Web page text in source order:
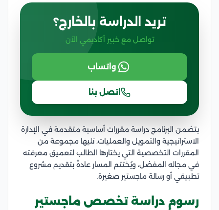
تريد الدراسة بالخارج؟
تواصل مع خبير أكاديمي الآن
واتساب
اتصل بنا
يتضمن البرنامج دراسة مقررات أساسية متقدمة في الإدارة
الاستراتيجية والتمويل والعمليات، تليها مجموعة من
المقررات التخصصية التي يختارها الطالب لتعميق معرفته
في مجاله المفضل، ويُختتم المسار عادةً بتقديم مشروع
تطبيقي أو رسالة ماجستير صغيرة.
رسوم دراسة تخصص ماجستير